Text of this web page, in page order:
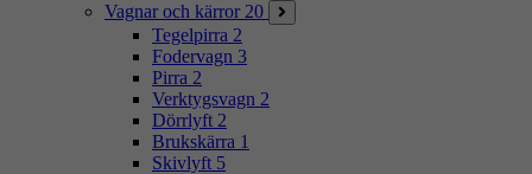
Vagnar och kärror 20
Tegelpirra 2
Fodervagn 3
Pirra 2
Verktygsvagn 2
Dörrlyft 2
Brukskärra 1
Skivlyft 5